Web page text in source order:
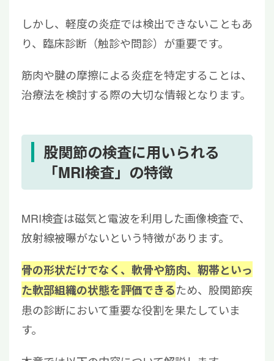
しかし、軽度の炎症では検出できないこともあ
り、臨床診断（触診や問診）が重要です。
筋肉や腱の摩擦による炎症を特定することは、
治療法を検討する際の大切な情報となります。
股関節の検査に用いられる
「MRI検査」の特徴
MRI検査は磁気と電波を利用した画像検査で、
放射線被曝がないという特徴があります。
骨の形状だけでなく、軟骨や筋肉、靭帯といっ
た軟部組織の状態を評価できるため、股関節疾
患の診断において重要な役割を果たしていま
す。